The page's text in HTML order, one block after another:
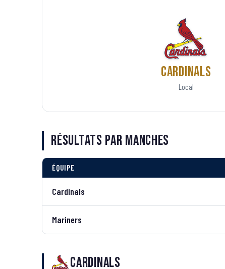
Cardinals
Local
Résultats par manches
ÉQUIPE
Cardinals
Mariners
Cardinals